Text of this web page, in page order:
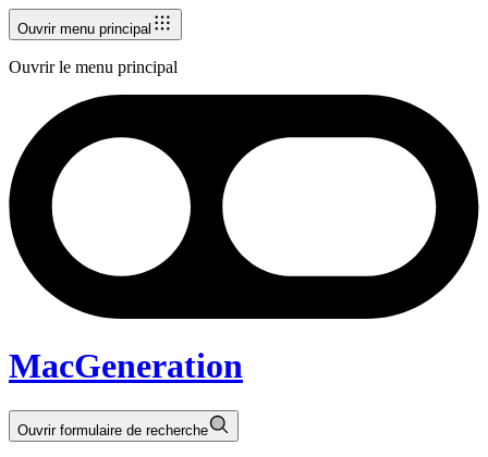
Ouvrir menu principal
Ouvrir le menu principal
MacGeneration
Ouvrir formulaire de recherche